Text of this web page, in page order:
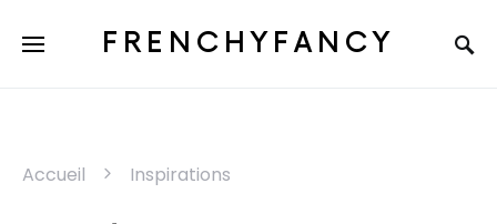
FRENCHYFANCY
Accueil Inspirations